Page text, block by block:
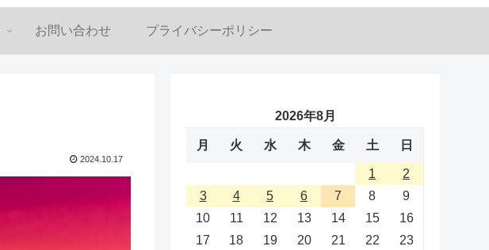
お問い合わせ プライバシーポリシー
2024.10.17
2026年8月
月 火 水 木 金 土 日
1
2
3
4 5 6 7 8
9
10
11 12 13 14 15
16
17
18 19 20 21 22
23